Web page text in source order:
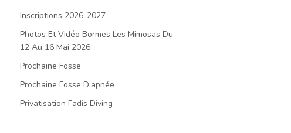
Inscriptions 2026-2027
Photos Et Vidéo Bormes Les Mimosas Du
12 Au 16 Mai 2026
Prochaine Fosse
Prochaine Fosse D’apnée
Privatisation Fadis Diving